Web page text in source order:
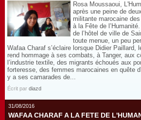
Rosa Moussaoui,
après une peine de
militante marocaine
à la Fête de
de l’hôtel de ville de
toute menue, un peu
Wafaa Charaf s’éclaire lorsque Didier Paillard,
rend hommage à ses combats, à Tanger, aux
l’industrie textile, des migrants échoués aux
forteresse, des femmes marocaines en quête
y a ses camarades de...
Écrit par diazd
31/08/2016
WAFAA CHARAF A LA FETE DE